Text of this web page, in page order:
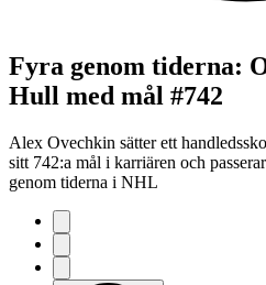
Fyra genom tiderna:
Hull med mål #742
Alex Ovechkin sätter ett
sitt 742:a mål i karriären och
genom tiderna i NHL